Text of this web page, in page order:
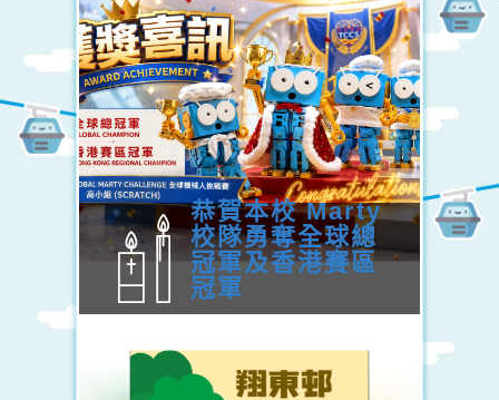
恭賀本校 Marty
校隊勇奪全球總
冠軍及香港賽區
冠軍